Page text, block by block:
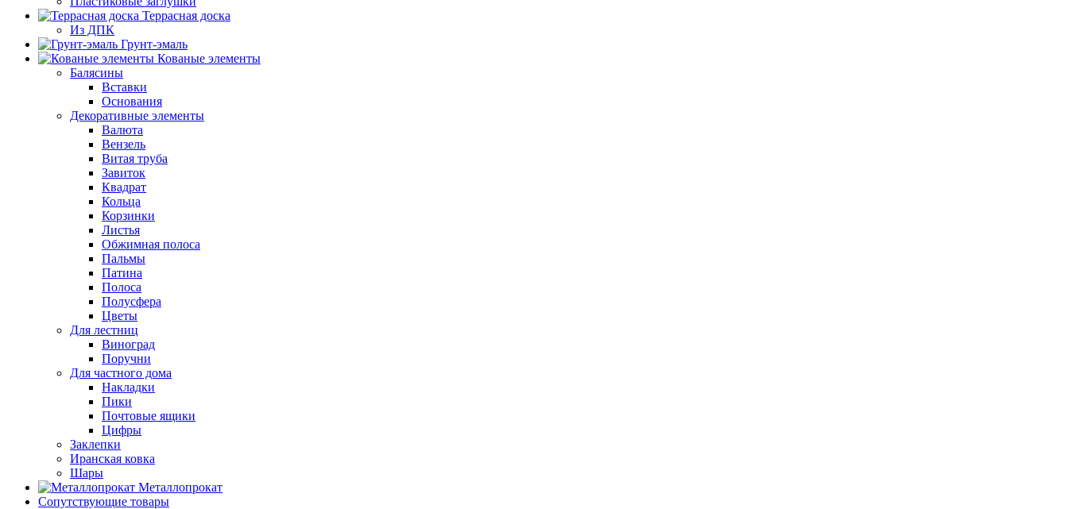
Террасная доска
Из ДПК
Грунт-эмаль
Кованые элементы
Балясины
Вставки
Основания
Декоративные элементы
Валюта
Вензель
Витая труба
Завиток
Квадрат
Кольца
Корзинки
Листья
Обжимная полоса
Пальмы
Патина
Полоса
Полусфера
Цветы
Для лестниц
Виноград
Поручни
Для частного дома
Накладки
Пики
Почтовые ящики
Цифры
Заклепки
Иранская ковка
Шары
Металлопрокат
Сопутствующие товары